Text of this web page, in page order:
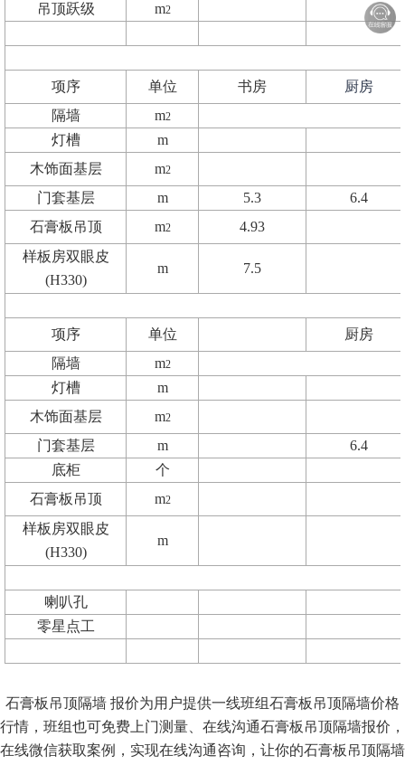
吊顶跃级
m2
项序 单位 书房
厨房
隔墙
m2
灯槽
m
木饰面基层
m2
门套基层 m 5.3
6.4
石膏板吊顶
m2
4.93
样板房双眼皮
(H330)
m 7.5
项序 单位
厨房
隔墙
m2
灯槽
m
木饰面基层
m2
门套基层 m
6.4
底柜
个
石膏板吊顶
m2
样板房双眼皮
(H330)
m
喇叭孔
零星点工
石膏板吊顶隔墙 报价为用户提供一线班组石膏板吊顶隔墙价格
行情，班组也可免费上门测量、在线沟通石膏板吊顶隔墙报价，
在线微信获取案例，实现在线沟通咨询，让你的石膏板吊顶隔墙